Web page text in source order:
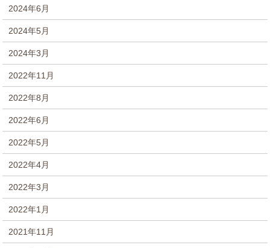
2024年6月
2024年5月
2024年3月
2022年11月
2022年8月
2022年6月
2022年5月
2022年4月
2022年3月
2022年1月
2021年11月